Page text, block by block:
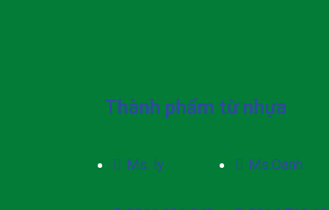
Thành phẩm từ nhựa
Ms. ly Ms.Oanh